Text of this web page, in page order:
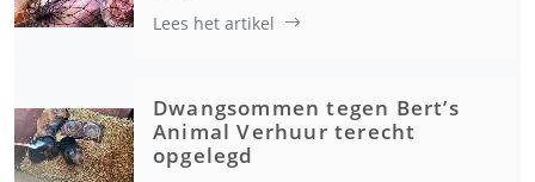
Lees het artikel
Dwangsommen tegen Bert’s
Animal Verhuur terecht
opgelegd